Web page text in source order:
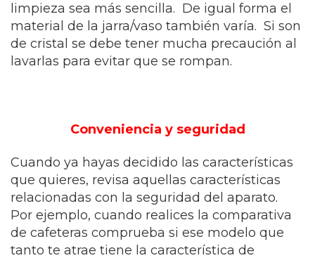
limpieza sea más sencilla. De igual forma el
material de la jarra/vaso también varía. Si son
de cristal se debe tener mucha precaución al
lavarlas para evitar que se rompan.
Conveniencia y seguridad
Cuando ya hayas decidido las características
que quieres, revisa aquellas características
relacionadas con la seguridad del aparato.
Por ejemplo, cuando realices la comparativa
de cafeteras comprueba si ese modelo que
tanto te atrae tiene la característica de